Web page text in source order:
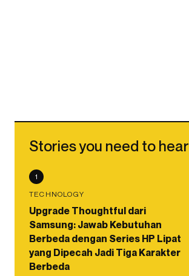
Stories you need to hear
1
TECHNOLOGY
Upgrade Thoughtful dari
Samsung: Jawab Kebutuhan
Berbeda dengan Series HP Lipat
yang Dipecah Jadi Tiga Karakter
Berbeda